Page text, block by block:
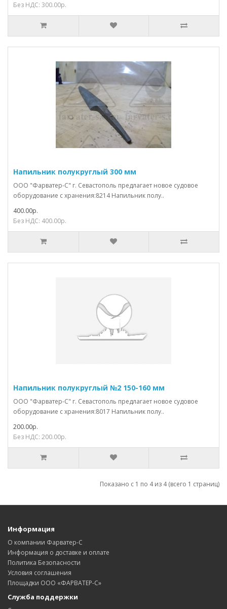
Без НДС: 300.00р.
Напильник полукруглый 300 мм
ООО "Фарватер-С" г. Севастополь предлагает новое судовое
оборудование с хранения:8214 Напильник полу..
400.00р.
Без НДС: 400.00р.
Напильник полукруглый №2 150-160 мм
ООО "Фарватер-С" г. Севастополь предлагает новое судовое
оборудование с хранения:8017 Напильник полу..
200.00р.
Без НДС: 200.00р.
Показано с 1 по 4 из 4 (всего 1 страниц)
Информация
О компании Фарватер-С
Информация о доставке и оплате
Политика Безопасности
Условия соглашения
Площадки ООО «ФАРВАТЕР-С»
Служба поддержки